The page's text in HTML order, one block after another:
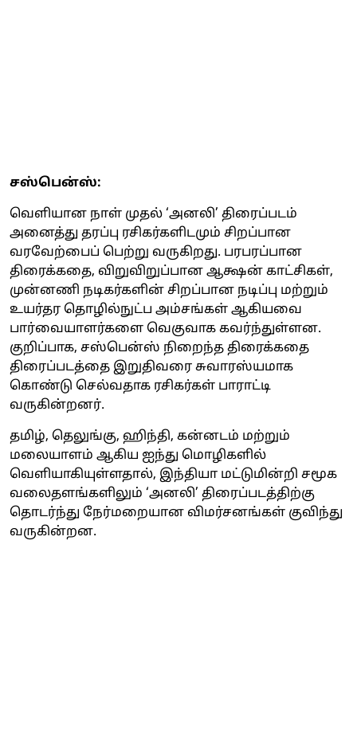
சஸ்பென்ஸ்:
வெளியான நாள் முதல் ‘அனலி’ திரைப்படம்
அனைத்து தரப்பு ரசிகர்களிடமும் சிறப்பான
வரவேற்பைப் பெற்று வருகிறது. பரபரப்பான
திரைக்கதை, விறுவிறுப்பான ஆக்ஷன் காட்சிகள்,
முன்னணி நடிகர்களின் சிறப்பான நடிப்பு மற்றும்
உயர்தர தொழில்நுட்ப அம்சங்கள் ஆகியவை
பார்வையாளர்களை வெகுவாக கவர்ந்துள்ளன.
குறிப்பாக, சஸ்பென்ஸ் நிறைந்த திரைக்கதை
திரைப்படத்தை இறுதிவரை சுவாரஸ்யமாக
கொண்டு செல்வதாக ரசிகர்கள் பாராட்டி
வருகின்றனர்.
தமிழ், தெலுங்கு, ஹிந்தி, கன்னடம் மற்றும்
மலையாளம் ஆகிய ஐந்து மொழிகளில்
வெளியாகியுள்ளதால், இந்தியா மட்டுமின்றி சமூக
வலைதளங்களிலும் ‘அனலி’ திரைப்படத்திற்கு
தொடர்ந்து நேர்மறையான விமர்சனங்கள் குவிந்து
வருகின்றன.